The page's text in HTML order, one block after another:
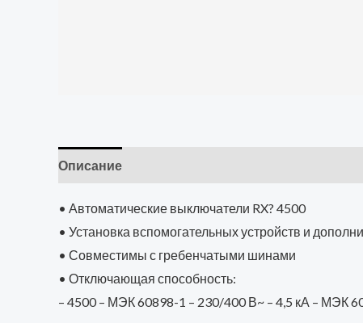
Описание
• Автоматические выключатели RX? 4500
• Установка вспомогательных устройств и
• Совместимы с гребенчатыми шинами
• Отключающая способность:
– 4500 – МЭК 60898-1 – 230/400 В~ – 4,5 кА – МЭК